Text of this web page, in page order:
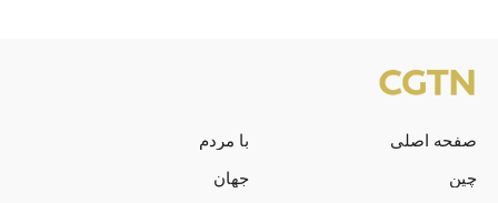
صفحه اصلی
با مردم
چین
جهان